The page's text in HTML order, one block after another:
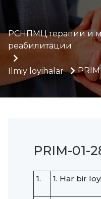
РСНПМЦ терапии и
реабилитации
Ilmiy loyihalar
PRIM-01-
1. 1. Har bir